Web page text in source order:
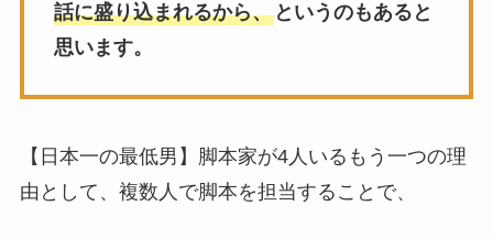
話に盛り込まれるから、というのもあると
思います。
【日本一の最低男】脚本家が4人いるもう一つの理
由として、複数人で脚本を担当することで、